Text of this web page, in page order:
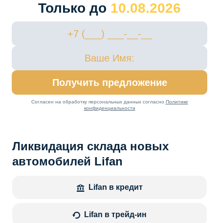
Только до 10.08.2026
Получить предложение
Согласен на обработку персональных данных согласно Политике
конфиденциальности
Ликвидация склада новых
автомобилей Lifan
Lifan в кредит
Lifan в трейд-ин